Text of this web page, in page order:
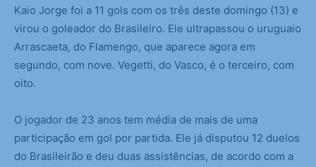
Kaio Jorge foi a 11 gols com os três deste domingo (13) e
virou o goleador do Brasileiro. Ele ultrapassou o uruguaio
Arrascaeta, do Flamengo, que aparece agora em
segundo, com nove. Vegetti, do Vasco, é o terceiro, com
oito.
O jogador de 23 anos tem média de mais de uma
participação em gol por partida. Ele já disputou 12 duelos
do Brasileirão e deu duas assistências, de acordo com a